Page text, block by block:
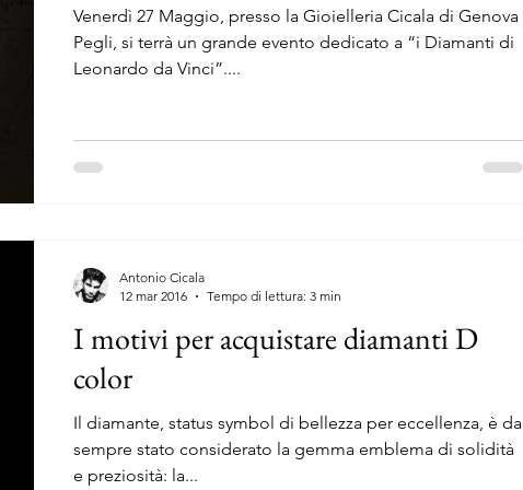
Venerdì 27 Maggio, presso la Gioielleria Cicala di Genova
Pegli, si terrà un grande evento dedicato a “i Diamanti di
Leonardo da Vinci”....
I motivi per acquistare diamanti D
color
Il diamante, status symbol di bellezza per eccellenza, è da
sempre stato considerato la gemma emblema di solidità
e preziosità: la...
Antonio Cicala
12 mar 2016
Tempo di lettura: 3 min